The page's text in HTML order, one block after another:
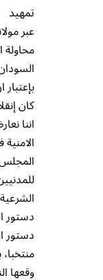
تمهيد
عبر
كان
اننا
دستور
وقعها